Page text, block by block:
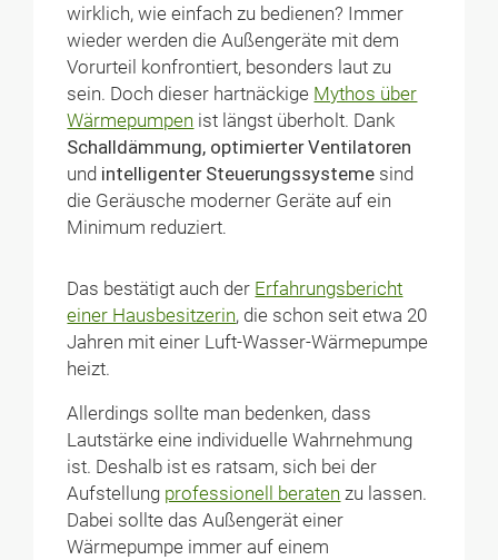
wirklich, wie einfach zu bedienen? Immer
wieder werden die Außengeräte mit dem
Vorurteil konfrontiert, besonders laut zu
sein. Doch dieser hartnäckige Mythos über
Wärmepumpen ist längst überholt. Dank
Schalldämmung, optimierter Ventilatoren
und intelligenter Steuerungssysteme sind
die Geräusche moderner Geräte auf ein
Minimum reduziert.
Das bestätigt auch der Erfahrungsbericht
einer Hausbesitzerin, die schon seit etwa 20
Jahren mit einer Luft-Wasser-Wärmepumpe
heizt.
Allerdings sollte man bedenken, dass
Lautstärke eine individuelle Wahrnehmung
ist. Deshalb ist es ratsam, sich bei der
Aufstellung professionell beraten zu lassen.
Dabei sollte das Außengerät einer
Wärmepumpe immer auf einem